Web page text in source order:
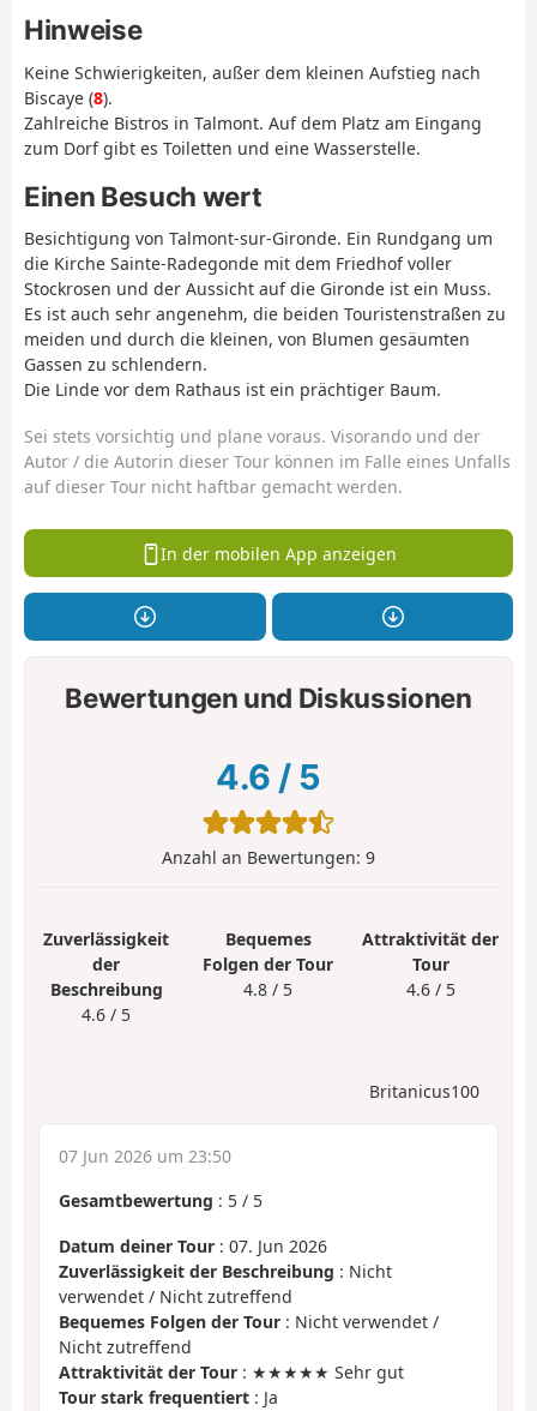
Hinweise
Keine Schwierigkeiten, außer dem kleinen Aufstieg nach
Biscaye (8).
Zahlreiche Bistros in Talmont. Auf dem Platz am Eingang
zum Dorf gibt es Toiletten und eine Wasserstelle.
Einen Besuch wert
Besichtigung von Talmont-sur-Gironde. Ein Rundgang um
die Kirche Sainte-Radegonde mit dem Friedhof voller
Stockrosen und der Aussicht auf die Gironde ist ein Muss.
Es ist auch sehr angenehm, die beiden Touristenstraßen zu
meiden und durch die kleinen, von Blumen gesäumten
Gassen zu schlendern.
Die Linde vor dem Rathaus ist ein prächtiger Baum.
Sei stets vorsichtig und plane voraus. Visorando und der
Autor / die Autorin dieser Tour können im Falle eines Unfalls
auf dieser Tour nicht haftbar gemacht werden.
In der mobilen App anzeigen
Bewertungen und Diskussionen
4.6 / 5
Anzahl an Bewertungen: 9
Zuverlässigkeit
der
Beschreibung
4.6 / 5
Bequemes
Folgen der Tour
4.8 / 5
Attraktivität der
Tour
4.6 / 5
Britanicus100
07 Jun 2026 um 23:50
Gesamtbewertung : 5 / 5
Datum deiner Tour : 07. Jun 2026
Zuverlässigkeit der Beschreibung : Nicht
verwendet / Nicht zutreffend
Bequemes Folgen der Tour : Nicht verwendet /
Nicht zutreffend
Attraktivität der Tour : ★★★★★ Sehr gut
Tour stark frequentiert : Ja